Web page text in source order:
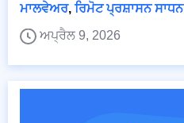
ਮਾਲਵੇਅਰ, ਰਿਮੋਟ ਪ੍ਰਸ਼ਾਸਨ ਸਾਧਨ
ਅਪ੍ਰੈਲ 9, 2026